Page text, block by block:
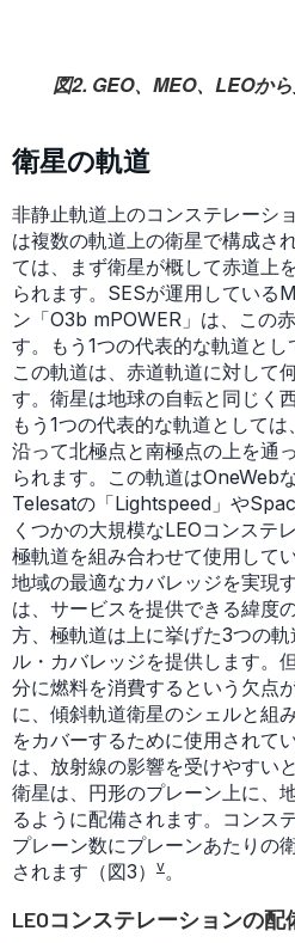
図2. GEO、MEO、LEOか
衛星の軌道
非静止軌道上のコンステレーシ
は複数の軌道上の衛星で構成さ
ては、まず衛星が概して赤道上
られます。SESが運用している
ン「O3b mPOWER」は、この
す。もう1つの代表的な軌道とし
この軌道は、赤道軌道に対して
す。衛星は地球の自転と同じく
もう1つの代表的な軌道として
沿って北極点と南極点の上を通
られます。この軌道はOneWeb
Telesatの「Lightspeed」や
くつかの大規模なLEOコンステ
極軌道を組み合わせて使用して
地域の最適なカバレッジを実現
は、サービスを提供できる緯度
方、極軌道は上に挙げた3つの
ル・カバレッジを提供します。
分に燃料を消費するという欠点
に、傾斜軌道衛星のシェルと組
をカバーするために使用されて
は、放射線の影響を受けやすい
衛星は、円形のプレーン上に、
るように配備されます。コンス
プレーン数にプレーンあたりの
されます（図3）
v。
LEOコンステレーションの配